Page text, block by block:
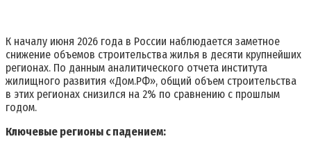
К началу июня 2026 года в России наблюдается заметное
снижение объемов строительства жилья в десяти крупнейших
регионах. По данным аналитического отчета института
жилищного развития «Дом.РФ», общий объем строительства
в этих регионах снизился на 2% по сравнению с прошлым
годом.
Ключевые регионы с падением: